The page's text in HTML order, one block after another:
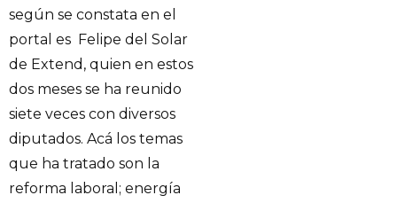
según se constata en el
portal es Felipe del Solar
de Extend, quien en estos
dos meses se ha reunido
siete veces con diversos
diputados. Acá los temas
que ha tratado son la
reforma laboral; energía